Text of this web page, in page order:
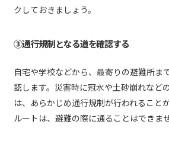
クしておきましょう。
③通行規制となる道を確認する
自宅や学校などから、最寄りの避難所ま
認します。災害時に冠水や土砂崩れなど
は、あらかじめ通行規制が行われること
ルートは、避難の際に通ることはできませ